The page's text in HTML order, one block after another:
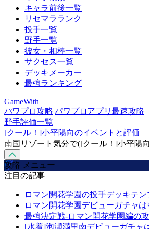
キャラ前後一覧
リセマラランク
投手一覧
野手一覧
彼女・相棒一覧
サクセス一覧
デッキメーカー
最強ランキング
GameWith
パワプロ攻略|パワプロアプリ最速攻略
野手評価一覧
[クール！]小平陽向のイベントと評価
南国リゾート気分で([クール！]小平陽
攻略 メニュー
注目の記事
ロマン開花学園の投手デッキテン
ロマン開花学園デビューガチャ
最強決定戦-ロマン開花学園編の
[水着]泡瀬満里南デビューガチャ